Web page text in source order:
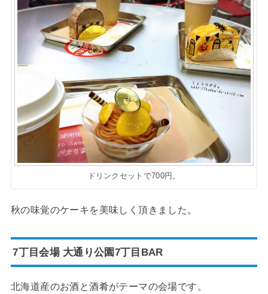
ドリンクセットで700円。
秋の味覚のケーキを美味しく頂きました。
7丁目会場 大通り公園7丁目BAR
北海道産のお酒と酒肴がテーマの会場です。